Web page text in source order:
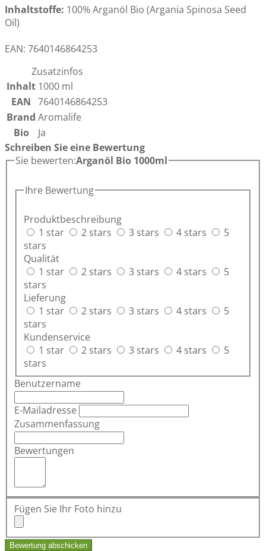
Inhaltstoffe: 100% Arganöl Bio (Argania Spinosa Seed
Oil)
EAN: 7640146864253
Zusatzinfos
Inhalt 1000 ml
EAN 7640146864253
Brand Aromalife
Bio
Ja
Schreiben Sie eine Bewertung
Sie bewerten:Arganöl Bio 1000ml
Ihre Bewertung
Produktbeschreibung
1 star
2 stars 3 stars 4 stars
5
stars
Qualität
1 star
2 stars 3 stars 4 stars
5
stars
Lieferung
1 star
2 stars 3 stars 4 stars
5
stars
Kundenservice
1 star
2 stars 3 stars 4 stars
5
stars
Benutzername
E-Mailadresse
Zusammenfassung
Bewertungen
Fügen Sie Ihr Foto hinzu
Bewertung abschicken